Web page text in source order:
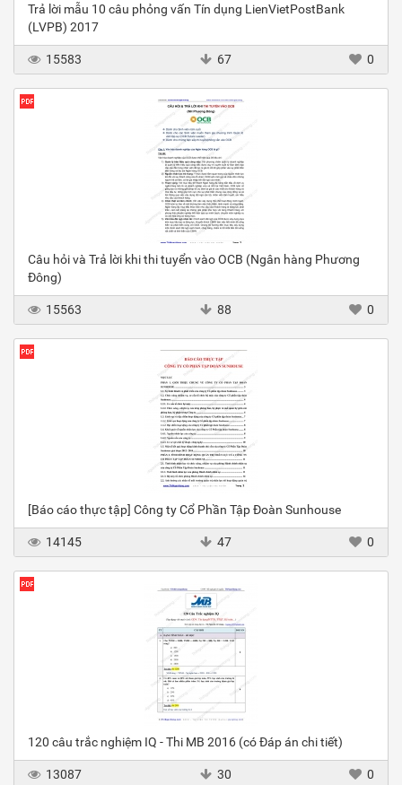
Trả lời mẫu 10 câu phỏng vấn Tín dụng LienVietPostBank
(LVPB) 2017
15583 67 0
Câu hỏi và Trả lời khi thi tuyển vào OCB (Ngân hàng Phương
Đông)
15563 88 0
[Báo cáo thực tập] Công ty Cổ Phần Tập Đoàn Sunhouse
14145 47 0
120 câu trắc nghiệm IQ - Thi MB 2016 (có Đáp án chi tiết)
13087 30 0